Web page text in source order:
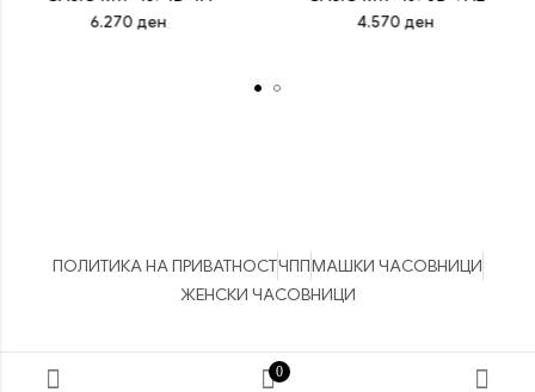
6.270ден 4.570ден
ПОЛИТИКА НА ПРИВАТНОСТЧППМАШКИ ЧАСОВНИЦИ
ЖЕНСКИ ЧАСОВНИЦИ
Боно Часовници © 2026 Сите права задржани. Изработено од
0